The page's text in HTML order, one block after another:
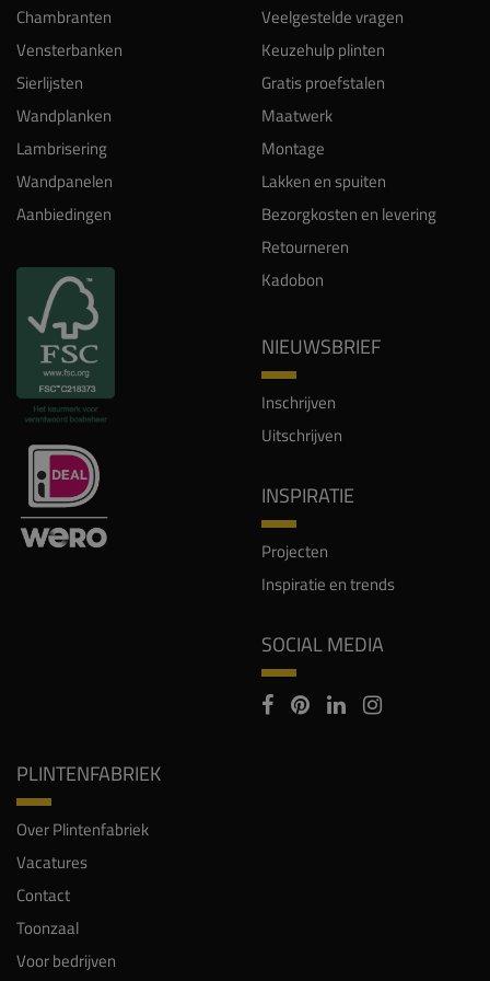
Chambranten
Vensterbanken
Sierlijsten
Wandplanken
Lambrisering
Wandpanelen
Aanbiedingen
Veelgestelde vragen
Keuzehulp plinten
Gratis proefstalen
Maatwerk
Montage
Lakken en spuiten
Bezorgkosten en levering
Retourneren
Kadobon
NIEUWSBRIEF
Inschrijven
Uitschrijven
INSPIRATIE
Projecten
Inspiratie en trends
SOCIAL MEDIA
PLINTENFABRIEK
Over Plintenfabriek
Vacatures
Contact
Toonzaal
Voor bedrijven